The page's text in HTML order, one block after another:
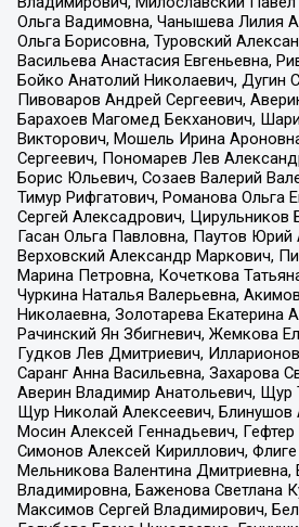
Ольга Вадимовна, Чанышева Лилия
Ольга Борисовна, Туровский
Васильева Анастасия Евгеньевна,
Бойко Анатолий Николаевич, Дугин
Пивоваров Андрей Сергеевич,
Барахоев Магомед Бекханович,
Викторович, Мошель Ирина
Сергеевич, Пономарев Лев
Борис Юльевич, Созаев Валерий
Тимур Рифгатович, Романова Ольга
Сергей Алексадрович, Цирульников
Гасан Ольга Павловна, Паутов Юрий
Верховский Александр Маркович,
Марина Петровна, Кочеткова
Чуркина Наталья Валерьевна,
Николаевна, Золотарева Екатерина
Рачинский Ян Збигневич, Жемкова
Гудков Лев Дмитриевич,
Саранг Анна Васильевна, Захарова
Аверин Владимир Анатольевич, Щур
Щур Николай Алексеевич,
Мосин Алексей Геннадьевич,
Симонов Алексей Кириллович,
Мельникова Валентина Дмитриевна,
Владимировна, Баженова Светлана
Максимов Сергей Владимирович,